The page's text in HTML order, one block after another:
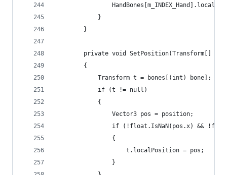
            }
        }
private void SetPosition(Transform[]
        {
            Transform t = bones[(int) bone];
            if (t != null)
            {
                Vector3 pos = position;
if (!float.IsNaN(pos.x) &&
                {
                    t.localPosition = pos;
                }